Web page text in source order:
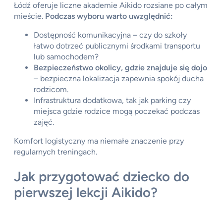
Łódź oferuje liczne akademie Aikido rozsiane po całym
mieście. Podczas wyboru warto uwzględnić:
Dostępność komunikacyjna – czy do szkoły
łatwo dotrzeć publicznymi środkami transportu
lub samochodem?
Bezpieczeństwo okolicy, gdzie znajduje się dojo
– bezpieczna lokalizacja zapewnia spokój ducha
rodzicom.
Infrastruktura dodatkowa, tak jak parking czy
miejsca gdzie rodzice mogą poczekać podczas
zajęć.
Komfort logistyczny ma niemałe znaczenie przy
regularnych treningach.
Jak przygotować dziecko do
pierwszej lekcji Aikido?